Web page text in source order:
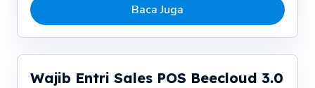
Baca Juga
Wajib Entri Sales POS Beecloud 3.0